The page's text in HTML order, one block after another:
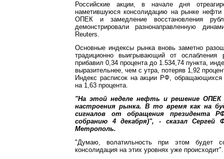
Российские акции, в начале дня
наметившуюся консолидацию на рынке
ОПЕК и замедление восстановления
демонстрировали разнонаправленную
Reuters.
Основные индексы рынка вновь заметно
традиционно выигрывающий от
прибавил 0,34 процента до 1.534,74 пункта,
выразительнее, чем с утра, потеряв 1,92
Индекс расписок на акции РФ, обращающихся
на 1,63 процента.
"На этой неделе нефть и решение ОПЕК
настроения рынка. В то время как на
сигналов от обращения президента
собранию 4 декабря)", - сказал Сергей
Метрополь.
"Думаю, волатильность при этом будет
консолидация на этих уровнях уже происходит".